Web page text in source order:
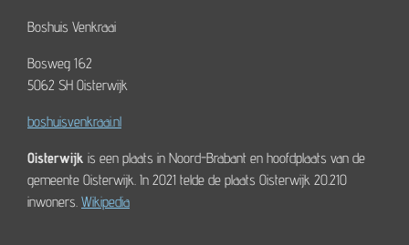
Boshuis Venkraai
Bosweg 162
5062 SH Oisterwijk
boshuisvenkraai.nl
Oisterwijk is een plaats in Noord-Brabant en hoofdplaats van de
gemeente Oisterwijk. In 2021 telde de plaats Oisterwijk 20.210
inwoners. Wikipedia